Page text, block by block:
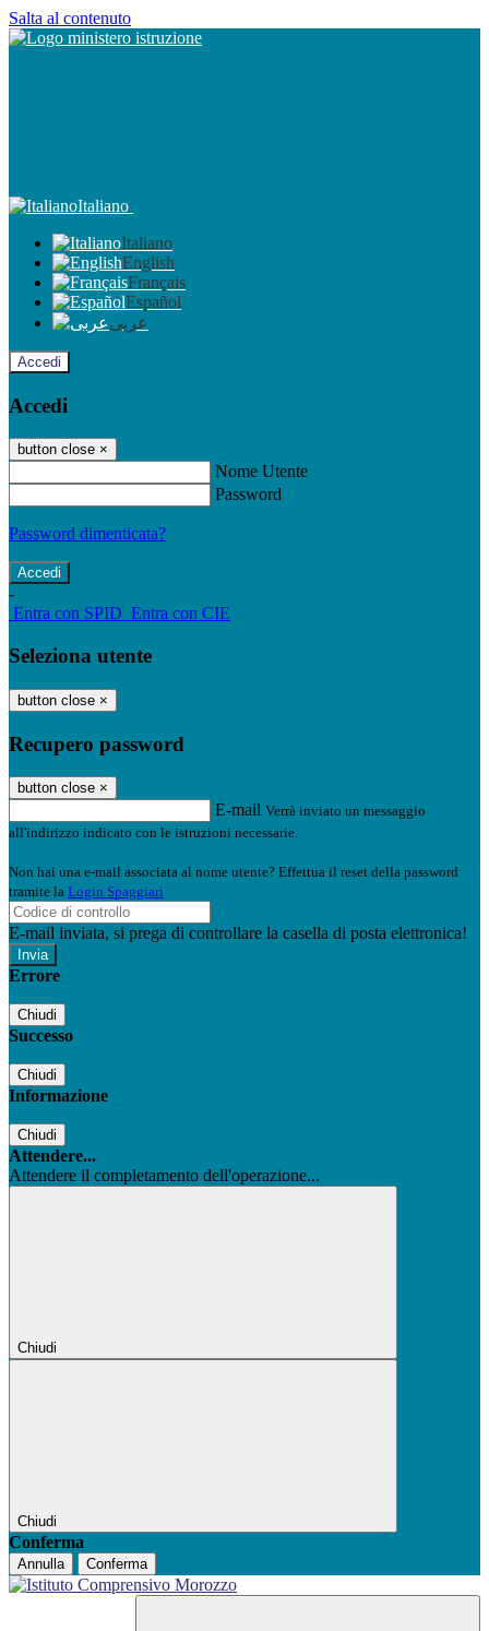
Salta al contenuto
Italiano
Italiano
English
Français
Español
عربى
Accedi
Accedi
button close ×
Nome Utente
Password
Password dimenticata?
-
Entra con SPID Entra con CIE
Seleziona utente
button close ×
Recupero password
button close ×
E-mail Verrà inviato un messaggio
all'indirizzo indicato con le istruzioni necessarie.
Non hai una e-mail associata al nome utente? Effettua il reset della password
tramite la Login Spaggiari
E-mail inviata, si prega di controllare la casella di posta elettronica!
Errore
Chiudi
Successo
Chiudi
Informazione
Chiudi
Attendere...
Attendere il completamento dell'operazione...
Chiudi
Chiudi
Conferma
Annulla Conferma